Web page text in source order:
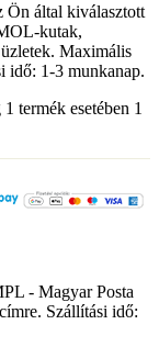
Ön által kiválasztott
kutak,
Maximális
idő: 1-3 munkanap.
termék esetében 1
- Magyar Posta
Szállítási idő: